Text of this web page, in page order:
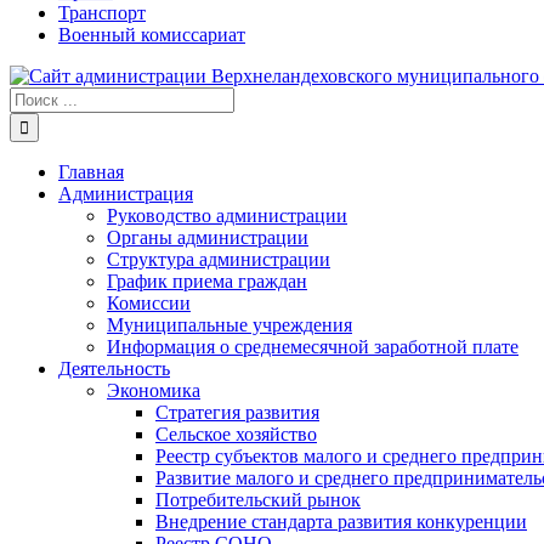
Транспорт
Военный комиссариат
Результат
поиска:
Главная
Администрация
Руководство администрации
Органы администрации
Структура администрации
График приема граждан
Комиссии
Муниципальные учреждения
Информация о среднемесячной заработной плате
Деятельность
Экономика
Стратегия развития
Сельское хозяйство
Реестр субъектов малого и среднего
Развитие малого и среднего
Потребительский рынок
Внедрение стандарта развития конкуренции